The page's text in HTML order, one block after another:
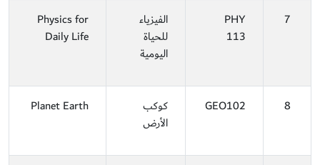
7
PHY
113
الفيزياء
للحياة
اليومية
Physics for
Daily Life
8
GEO102
كوكب
الأرض
Planet Earth